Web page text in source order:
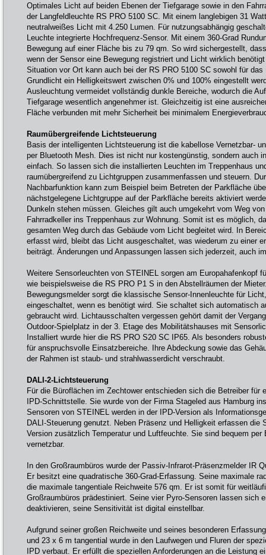
Optimales Licht auf beiden Ebenen der Tiefgarage sowie in den
der Langfeldleuchte RS PRO 5100 SC. Mit einem langlebigen 31
neutralweißes Licht mit 4.250 Lumen. Für nutzungsabhängig
Leuchte integrierte Hochfrequenz-Sensor. Mit einem 360-Grad
Bewegung auf einer Fläche bis zu 79 qm. So wird sichergestellt,
wenn der Sensor eine Bewegung registriert und Licht wirklich
Situation vor Ort kann auch bei der RS PRO 5100 SC sowohl für
Grundlicht ein Helligkeitswert zwischen 0% und 100% eingestellt
Ausleuchtung vermeidet vollständig dunkle Bereiche, wodurch die
Tiefgarage wesentlich angenehmer ist. Gleichzeitig ist eine
Fläche verbunden mit mehr Sicherheit bei minimalem
Raumübergreifende Lichtsteuerung
Basis der intelligenten Lichtsteuerung ist die kabellose Vernetzbar-
per Bluetooth Mesh. Dies ist nicht nur kostengünstig, sondern auch
einfach. So lassen sich die installierten Leuchten im Treppenhaus
raumübergreifend zu Lichtgruppen zusammenfassen und steuern.
Nachbarfunktion kann zum Beispiel beim Betreten der Parkfläche
nächstgelegene Lichtgruppe auf der Parkfläche bereits aktiviert
Dunkeln stehen müssen. Gleiches gilt auch umgekehrt vom Weg
Fahrradkeller ins Treppenhaus zur Wohnung. Somit ist es möglich,
gesamten Weg durch das Gebäude vom Licht begleitet wird. In
erfasst wird, bleibt das Licht ausgeschaltet, was wiederum zu einer
beiträgt. Änderungen und Anpassungen lassen sich jederzeit, auch
Weitere Sensorleuchten von STEINEL sorgen am Europahafenkopf
wie beispielsweise die RS PRO P1 S in den Abstellräumen der
Bewegungsmelder sorgt die klassische Sensor-Innenleuchte für
eingeschaltet, wenn es benötigt wird. Sie schaltet sich automatisch
gebraucht wird. Lichtausschalten vergessen gehört damit der
Outdoor-Spielplatz in der 3. Etage des Mobilitätshauses mit
Installiert wurde hier die RS PRO S20 SC IP65. Als besonders
für anspruchsvolle Einsatzbereiche. Ihre Abdeckung sowie das
der Rahmen ist staub- und strahlwasserdicht verschraubt.
DALI-2-Lichtsteuerung
Für die Büroflächen im Zechtower entschieden sich die Betreiber für
IPD-Schnittstelle. Sie wurde von der Firma Stageled aus Hamburg
Sensoren von STEINEL werden in der IPD-Version als
DALI-Steuerung genutzt. Neben Präsenz und Helligkeit erfassen die
Version zusätzlich Temperatur und Luftfeuchte. Sie sind bequem per
vernetzbar.
In den Großraumbüros wurde der Passiv-Infrarot-Präsenzmelder IR
Er besitzt eine quadratische 360-Grad-Erfassung. Seine maximale
die maximale tangentiale Reichweite 576 qm. Er ist somit für
Großraumbüros prädestiniert. Seine vier Pyro-Sensoren lassen sich
deaktivieren, seine Sensitivität ist digital einstellbar.
Aufgrund seiner großen Reichweite und seines besonderen
und 23 x 6 m tangential wurde in den Laufwegen und Fluren der
IPD verbaut. Er erfüllt die speziellen Anforderungen an die Leistung